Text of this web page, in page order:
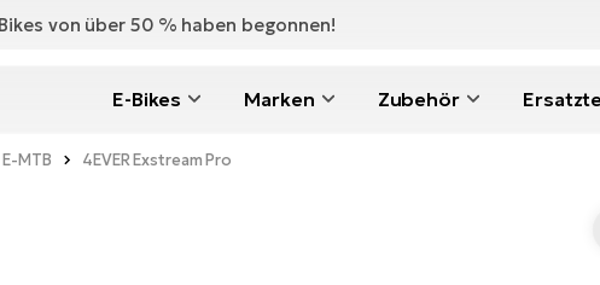
von über 50 % haben begonnen!
E-Bikes Marken Zubehör
MTB 4EVER Exstream Pro